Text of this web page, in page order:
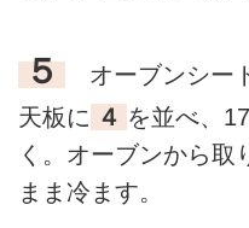
５
オーブンシー
天板に ４ を並べ、
く。オーブンから取
まま冷ます。